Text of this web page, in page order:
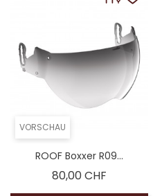
VORSCHAU
ROOF Boxxer R09...
80,00 CHF